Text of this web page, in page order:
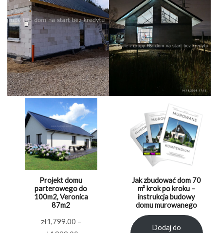
Projekt domu
parterowego do
100m2, Veronica
87m2
zł1,799.00 –
Jak zbudować dom 70
m² krok po kroku –
instrukcja budowy
domu murowanego
Dodaj do